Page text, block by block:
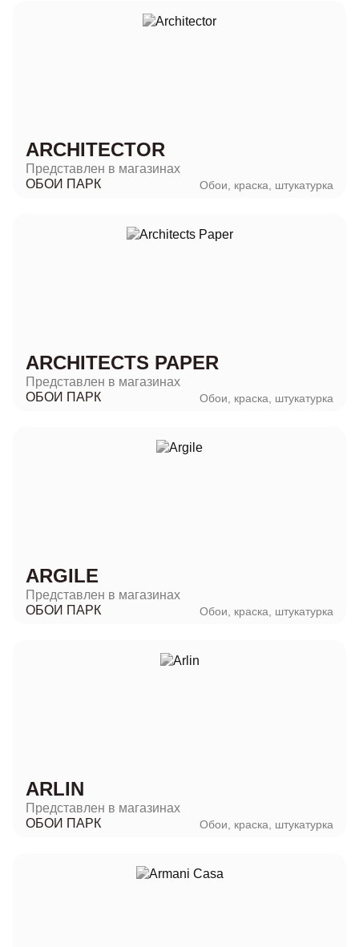
ARCHITECTOR
Представлен в магазинах
ОБОИ ПАРК
Обои, краска, штукатурка
ARCHITECTS PAPER
Представлен в магазинах
ОБОИ ПАРК
Обои, краска, штукатурка
ARGILE
Представлен в магазинах
ОБОИ ПАРК
Обои, краска, штукатурка
ARLIN
Представлен в магазинах
ОБОИ ПАРК
Обои, краска, штукатурка